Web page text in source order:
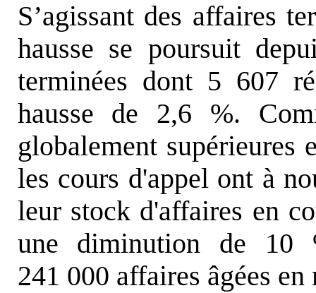
S’agissant des affaires
hausse se poursuit
terminées dont 5 607
hausse de 2,6 %.
globalement supérieures
les cours d'appel ont à
leur stock d'affaires en
une diminution de 10
241 000 affaires âgées